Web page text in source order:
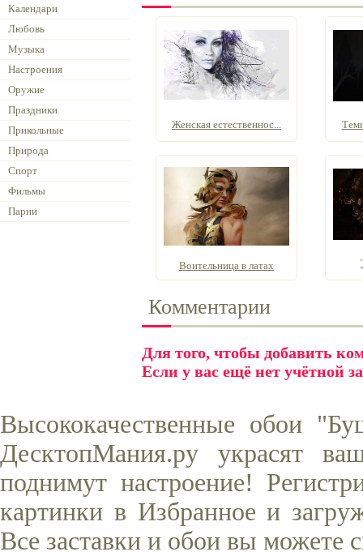
Календари
Любовь
Музыка
Настроения
Оружие
Праздники
Прикольные
Природа
Спорт
Фильмы
Парни
Женская естественнос...
Воительница в латах
Комментарии
Для того, чтобы добавить
Если у вас ещё нет учётной
Высококачественные обои
ДесктопМания.ру украсят
поднимут настроение!
картинки в Избранное и
Все заставки и обои вы можете